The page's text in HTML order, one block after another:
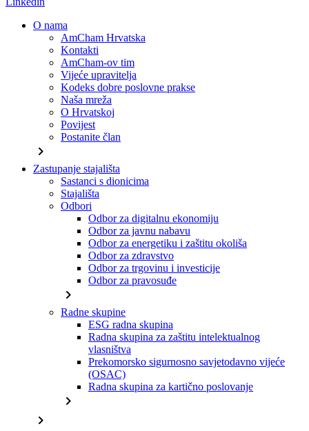
O nama
AmCham Hrvatska
Kontakti
AmCham-ov tim
Vijeće upravitelja
Kodeks dobre poslovne prakse
Naša mreža
O Hrvatskoj
Povijest
Postanite član
chevron_right
Zastupanje stajališta
Sastanci s dionicima
Stajališta
Odbori
Odbor za digitalnu ekonomiju
Odbor za javnu nabavu
Odbor za energetiku i zaštitu okoliša
Odbor za zdravstvo
Odbor za trgovinu i investicije
Odbor za pravosuđe
chevron_right
Radne skupine
ESG radna skupina
Radna skupina za zaštitu intelektualnog
vlasništva
Prekomorsko sigurnosno savjetodavno vijeće
(OSAC)
Radna skupina za kartično poslovanje
chevron_right
chevron_right